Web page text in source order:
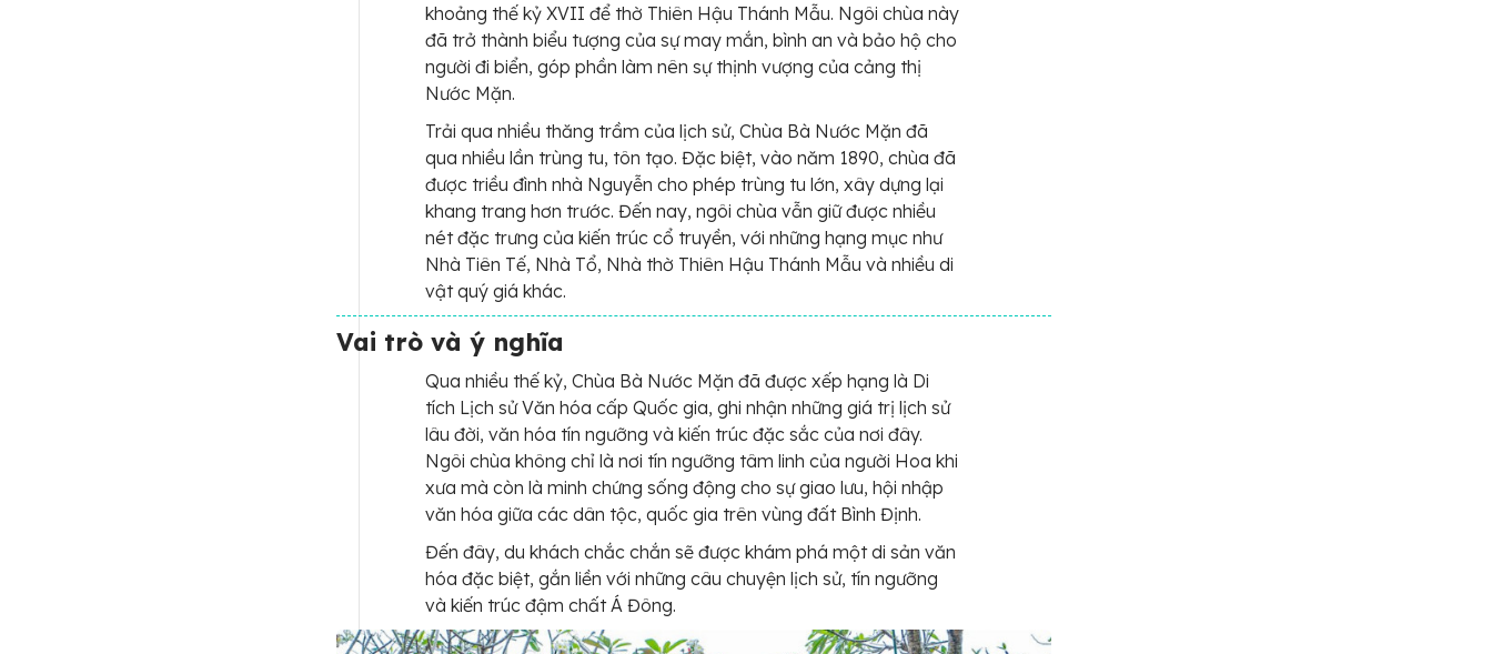
khoảng thế kỷ XVII để thờ Thiên Hậu Thánh Mẫu. Ngôi chùa này
đã trở thành biểu tượng của sự may mắn, bình an và bảo hộ cho
người đi biển, góp phần làm nên sự thịnh vượng của cảng thị
Nước Mặn.
Trải qua nhiều thăng trầm của lịch sử, Chùa Bà Nước Mặn đã
qua nhiều lần trùng tu, tôn tạo. Đặc biệt, vào năm 1890, chùa đã
được triều đình nhà Nguyễn cho phép trùng tu lớn, xây dựng lại
khang trang hơn trước. Đến nay, ngôi chùa vẫn giữ được nhiều
nét đặc trưng của kiến trúc cổ truyền, với những hạng mục như
Nhà Tiên Tế, Nhà Tổ, Nhà thờ Thiên Hậu Thánh Mẫu và nhiều di
vật quý giá khác.
Vai trò và ý nghĩa
Qua nhiều thế kỷ, Chùa Bà Nước Mặn đã được xếp hạng là Di
tích Lịch sử Văn hóa cấp Quốc gia, ghi nhận những giá trị lịch sử
lâu đời, văn hóa tín ngưỡng và kiến trúc đặc sắc của nơi đây.
Ngôi chùa không chỉ là nơi tín ngưỡng tâm linh của người Hoa khi
xưa mà còn là minh chứng sống động cho sự giao lưu, hội nhập
văn hóa giữa các dân tộc, quốc gia trên vùng đất Bình Định.
Đến đây, du khách chắc chắn sẽ được khám phá một di sản văn
hóa đặc biệt, gắn liền với những câu chuyện lịch sử, tín ngưỡng
và kiến trúc đậm chất Á Đông.